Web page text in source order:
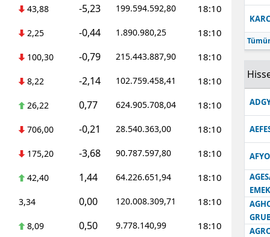
43,88 -5,23 199.594.592,80 18:10
2,25 -0,44 1.890.980,25 18:10
100,30 -0,79 215.443.887,90 18:10
8,22 -2,14 102.759.458,41 18:10
26,22 0,77 624.905.708,04 18:10
706,00 -0,21 28.540.363,00 18:10
175,20 -3,68 90.787.597,80 18:10
42,40 1,44 64.226.651,94 18:10
3,34 0,00 120.008.309,71 18:10
8,09 0,50 9.778.140,99 18:10